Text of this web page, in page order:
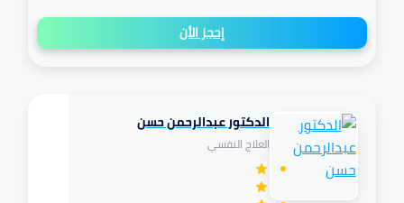
إحجز الأن
الدكتور عبدالرحمن حسن
العلاج النفسي